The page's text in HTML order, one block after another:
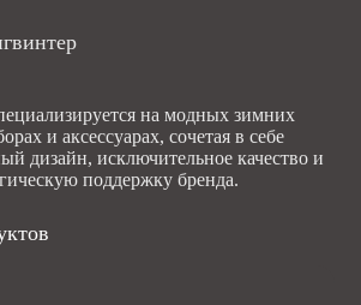
на модных зимних
и аксессуарах, сочетая в себе
дизайн, исключительное качество и
поддержку бренда.